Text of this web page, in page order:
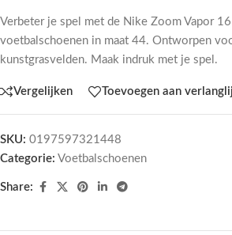
Verbeter je spel met de Nike Zoom Vapor
voetbalschoenen in maat 44. Ontworpen
kunstgrasvelden. Maak indruk met je spel.
Vergelijken Toevoegen aan
SKU: 0197597321448
Categorie: Voetbalschoenen
Share: